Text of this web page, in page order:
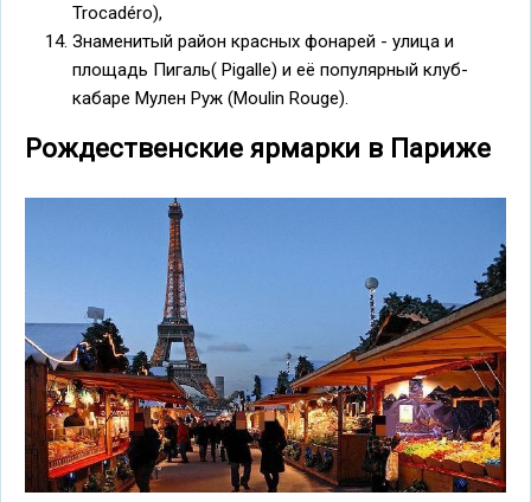
Trocadéro),
Знаменитый район красных фонарей - улица и
площадь Пигаль( Pigalle) и её популярный клуб-
кабаре Мулен Руж (Moulin Rouge).
Рождественские ярмарки в Париже